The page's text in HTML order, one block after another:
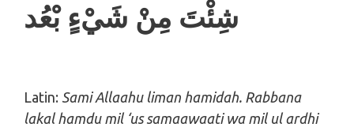
شِئْتَ مِنْ شَيْءٍ بْعُد
Latin: Sami Allaahu liman hamidah. Rabbana
lakal hamdu mil ‘us samaawaati wa mil ul ardhi